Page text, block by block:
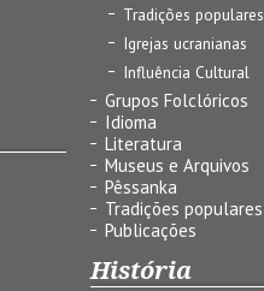
Tradições populares
Igrejas ucranianas
Influência Cultural
Grupos Folclóricos
Idioma
Literatura
Museus e Arquivos
Pêssanka
Tradições populares
Publicações
História